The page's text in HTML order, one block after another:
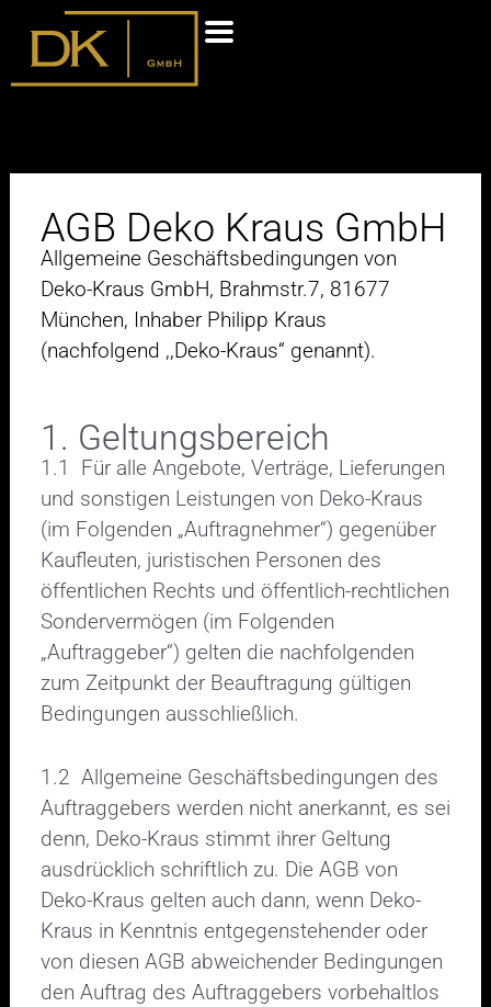
AGB Deko Kraus GmbH
Allgemeine Geschäftsbedingungen von
Deko-Kraus GmbH, Brahmstr.7, 81677
München, Inhaber Philipp Kraus
(nachfolgend ,,Deko-Kraus“ genannt).
1. Geltungsbereich
1.1 Für alle Angebote, Verträge, Lieferungen
und sonstigen Leistungen von Deko-Kraus
(im Folgenden „Auftragnehmer“) gegenüber
Kaufleuten, juristischen Personen des
öffentlichen Rechts und öffentlich-rechtlichen
Sondervermögen (im Folgenden
„Auftraggeber“) gelten die nachfolgenden
zum Zeitpunkt der Beauftragung gültigen
Bedingungen ausschließlich.
1.2 Allgemeine Geschäftsbedingungen des
Auftraggebers werden nicht anerkannt, es sei
denn, Deko-Kraus stimmt ihrer Geltung
ausdrücklich schriftlich zu. Die AGB von
Deko-Kraus gelten auch dann, wenn Deko-
Kraus in Kenntnis entgegenstehender oder
von diesen AGB abweichender Bedingungen
den Auftrag des Auftraggebers vorbehaltlos